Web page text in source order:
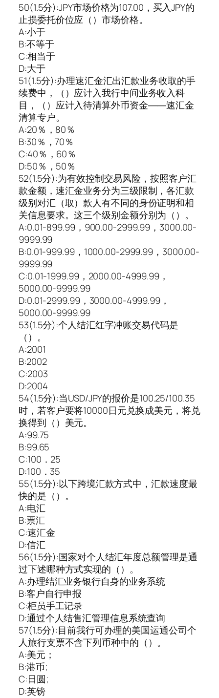
50(1.5分):JPY市场价格为107.00，买入JPY的
止损委托价位应（）市场价格。
A:小于
B:不等于
C:相当于
D:大于
51(1.5分):办理速汇金汇出汇款业务收取的手
续费中，（）应计入我行中间业务收入科
目，（）应计入待清算外币资金――速汇金
清算专户。
A:20％，80％
B:30％，70％
C:40％，60％
D:50％，50％
52(1.5分):为有效控制交易风险，按照客户汇
款金额，速汇金业务分为三级限制，各汇款
级别对汇（取）款人有不同的身份证明和相
关信息要求。这三个级别金额分别为（）。
A:0.01-899.99，900.00-2999.99，3000.00-
9999.99
B:0.01-999.99，1000.00-2999.99，3000.00-
9999.99
C:0.01-1999.99，2000.00-4999.99，
5000.00-9999.99
D:0.01-2999.99，3000.00-4999.99，
5000.00-9999.99
53(1.5分):个人结汇红字冲账交易代码是
（）。
A:2001
B:2002
C:2003
D:2004
54(1.5分):当USD/JPY的报价是100.25/100.35
时，若客户要将10000日元兑换成美元，将兑
换得到（）美元。
A:99.75
B:99.65
C:100．25
D:100．35
55(1.5分):以下跨境汇款方式中，汇款速度最
快的是（）。
A:电汇
B:票汇
C:速汇金
D:信汇
56(1.5分):国家对个人结汇年度总额管理是通
过下述哪种方式实现的（）。
A:办理结汇业务银行自身的业务系统
B:客户自行申报
C:柜员手工记录
D:通过个人结售汇管理信息系统查询
57(1.5分):目前我行可办理的美国运通公司个
人旅行支票不含下列币种中的（）。
A:美元；
B:港币;
C:日圆;
D:英镑